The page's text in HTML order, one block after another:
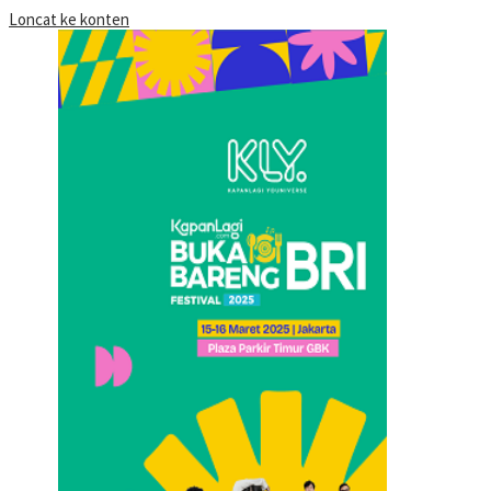
Loncat ke konten